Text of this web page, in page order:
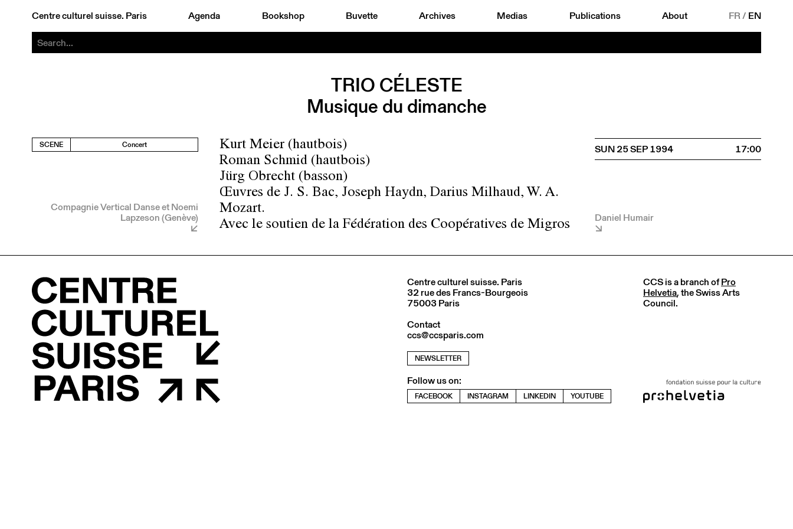
Centre culturel suisse. Paris Agenda Bookshop Buvette Archives Medias Publications About FR/ EN
TRIO CÉLESTE
Musique du dimanche
SCENE Concert
Compagnie Vertical Danse et Noemi
Lapzeson (Genève)
Kurt Meier (hautbois)
Roman Schmid (hautbois)
Jürg Obrecht (basson)
Œuvres de J. S. Bac, Joseph Haydn, Darius Milhaud, W. A.
Mozart.
Avec le soutien de la Fédération des Coopératives de Migros
SUN 25 SEP 1994 17:00
Daniel Humair
Centre culturel suisse. Paris
32 rue des Francs-Bourgeois
75003 Paris
Contact
ccs@ccsparis.com
NEWSLETTER
Follow us on:
FACEBOOK INSTAGRAM LINKEDIN YOUTUBE
CCS is a branch ofPro
Helvetia, the Swiss Arts
Council.